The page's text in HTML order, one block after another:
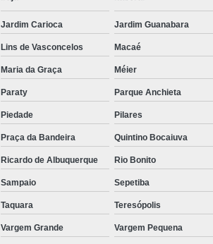
Régua de Tomadas
Pdu Régua de
Régua Pdu Gerenciável
Suporte para Monitor
Suporte para Monitor
Suporte para
Suporte para
Jardim Carioca Jardim Guanabara
Lins de Vasconcelos Macaé
Maria da Graça Méier
Paraty Parque Anchieta
Piedade Pilares
Praça da Bandeira Quintino Bocaiuva
Ricardo de Albuquerque Rio Bonito
Sampaio Sepetiba
Taquara Teresópolis
Vargem Grande Vargem Pequena